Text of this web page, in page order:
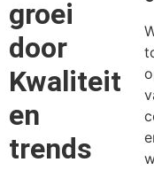
groei
door
Kwaliteit
en
trends